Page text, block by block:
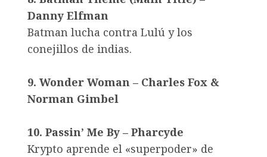
Danny Elfman
Batman lucha contra Lulú y los
conejillos de indias.
9. Wonder Woman – Charles Fox &
Norman Gimbel
10. Passin’ Me By – Pharcyde
Krypto aprende el «superpoder» de